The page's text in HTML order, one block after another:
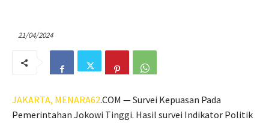
21/04/2024
JAKARTA, MENARA62.COM — Survei Kepuasan Pada
Pemerintahan Jokowi Tinggi. Hasil survei Indikator Politik